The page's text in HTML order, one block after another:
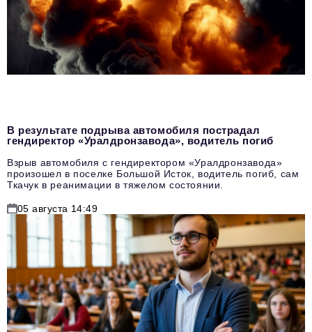
В результате подрыва автомобиля пострадал
гендиректор «Уралдронзавода», водитель погиб
Взрыв автомобиля с гендиректором «Уралдронзавода»
произошел в поселке Большой Исток, водитель погиб, сам
Ткачук в реанимации в тяжелом состоянии.
05 августа 14:49